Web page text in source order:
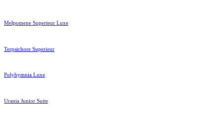
Melpomene Superieur Luxe
Terpsichore Superieur
Polyhymnia Luxe
Urania Junior Suite